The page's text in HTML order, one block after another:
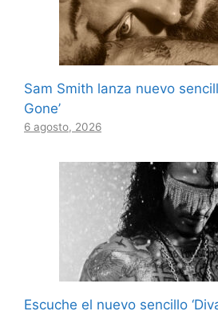
Sam Smith lanza nuevo
Gone’
6 agosto, 2026
Escuche el nuevo sencillo